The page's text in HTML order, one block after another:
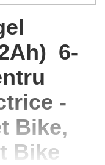
6-
-
Bike,
Bike